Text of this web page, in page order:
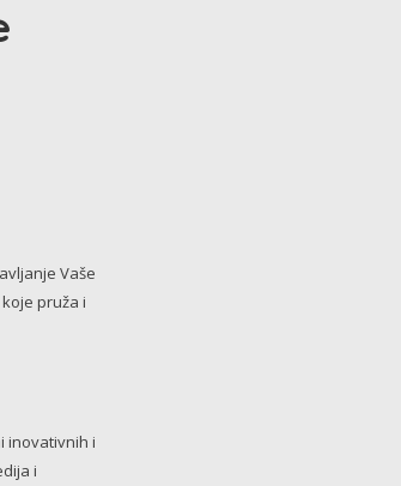
Vaše
pruža i
inovativnih i
i